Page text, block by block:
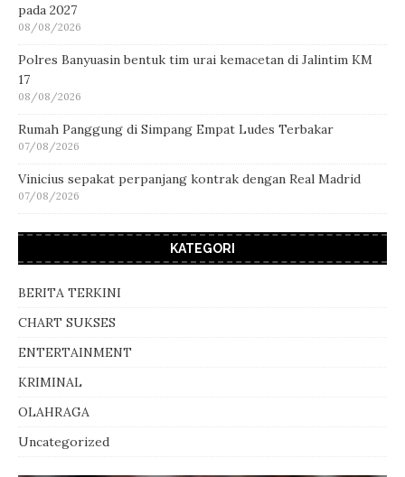
pada 2027
08/08/2026
Polres Banyuasin bentuk tim urai kemacetan di Jalintim KM
17
08/08/2026
Rumah Panggung di Simpang Empat Ludes Terbakar
07/08/2026
Vinicius sepakat perpanjang kontrak dengan Real Madrid
07/08/2026
KATEGORI
BERITA TERKINI
CHART SUKSES
ENTERTAINMENT
KRIMINAL
OLAHRAGA
Uncategorized